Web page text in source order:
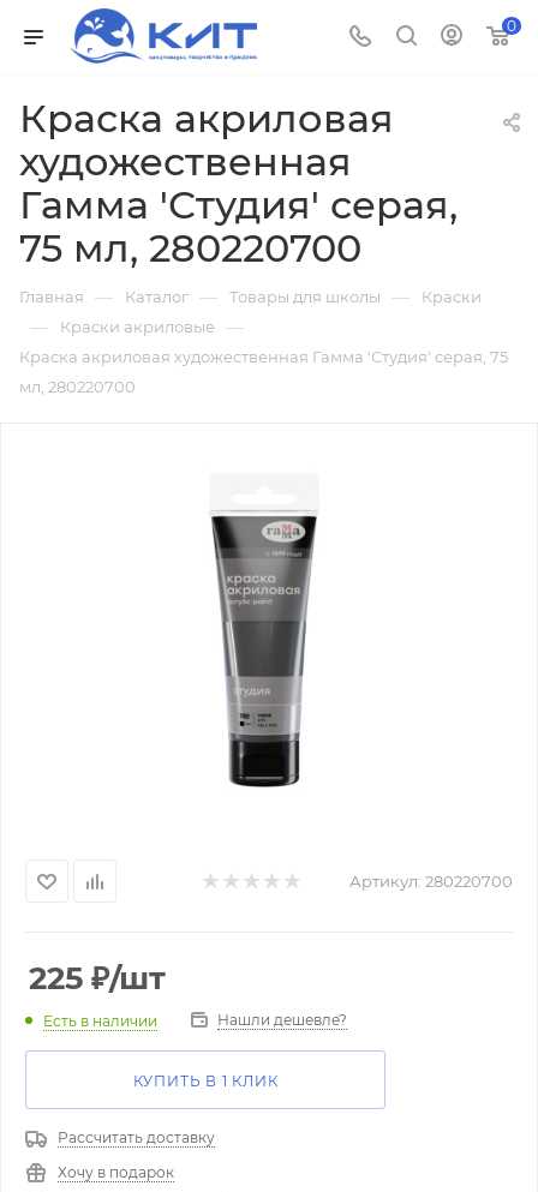
0
Краска акриловая
художественная
Гамма 'Студия' серая,
75 мл, 280220700
Главная — Каталог — Товары для школы — Краски
— Краски акриловые —
Краска акриловая художественная Гамма 'Студия' серая, 75
мл, 280220700
Артикул: 280220700
225 ₽/шт
Есть в наличии Нашли дешевле?
КУПИТЬ В 1 КЛИК
Рассчитать доставку
Хочу в подарок